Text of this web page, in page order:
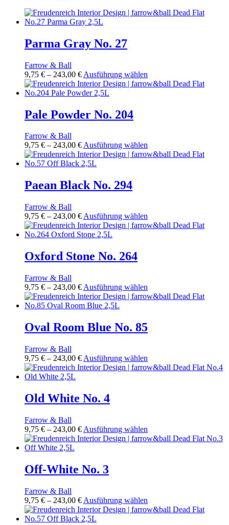
Parma Gray No. 27
Farrow & Ball
9,75 € – 243,00 €Preisspanne:
9,75 €
bis
Ausführung wählen
Produkt
können
auf
Pale Powder No. 204
Farrow & Ball
9,75 € – 243,00 €Preisspanne:
9,75 €
bis
Ausführung wählen
Produkt
können
auf
Paean Black No. 294
Farrow & Ball
9,75 € – 243,00 €Preisspanne:
9,75 €
bis
Ausführung wählen
Produkt
können
auf
werden
Oxford Stone No. 264
Farrow & Ball
9,75 € – 243,00 €Preisspanne:
9,75 €
bis
Ausführung wählen
Produkt
auf.
können
auf
Oval Room Blue No. 85
Farrow & Ball
9,75 € – 243,00 €Preisspanne:
9,75 €
Ausführung wählen
Produkt
können
auf
Old White No. 4
Farrow & Ball
9,75 € – 243,00 €Preisspanne:
9,75 €
Ausführung wählen
Produkt
können
auf
Off-White No. 3
Farrow & Ball
9,75 € – 243,00 €Preisspanne:
9,75 €
bis
Ausführung wählen
Produkt